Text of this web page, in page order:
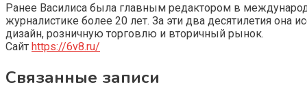
Ранее Василиса была главным редактором в
журналистике более 20 лет. За эти два десятилетия
дизайн, розничную торговлю и вторичный рынок.
Сайт https://6v8.ru/
Связанные записи